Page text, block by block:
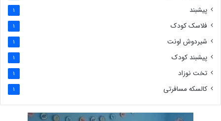
پیشبند 1
فلاسک کودک 1
شیردوش اونت 1
پیشبند کودک 1
تخت نوزاد 1
کالسکه مسافرتی 1